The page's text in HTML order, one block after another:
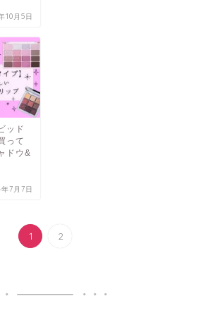
10月5日
ッド
って
ドウ&
7月7日
1 2